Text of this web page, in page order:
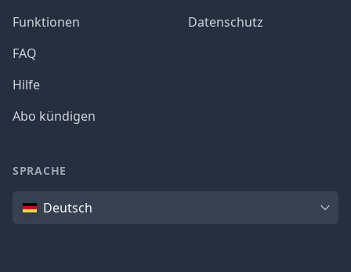
Funktionen
FAQ
Hilfe
Abo kündigen
Datenschutz
SPRACHE
SpracheDeutsch